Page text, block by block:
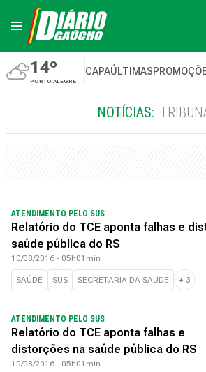
14º
PORTO ALEGRE
CAPAÚLTIMAS
NOTÍCIAS:
ATENDIMENTO PELO SUS
Relatório do TCE aponta falhas e
saúde pública do RS
10/08/2016 - 05h01min
SAÚDE SUS SECRETARIA DA SAÚDE + 3
ATENDIMENTO PELO SUS
Relatório do TCE aponta falhas e
distorções na saúde pública do RS
10/08/2016 - 05h01min